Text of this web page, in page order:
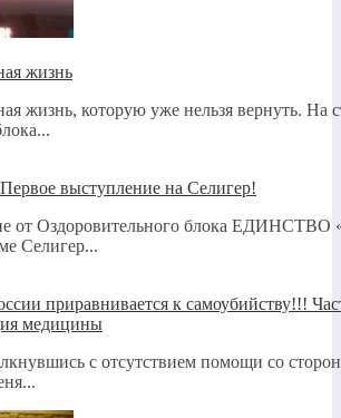
жизнь
жизнь, которую уже нельзя вернуть. На
выступление на Селигер!
от Оздоровительного блока ЕДИНСТВО
Селигер...
приравнивается к самоубийству!!!
медицины
с отсутствием помощи со